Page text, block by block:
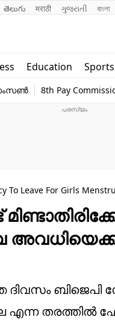
తెలుగు मराठी ગુજરાતી বাংলা
Education Sports
world
8th Pay
To Leave For Girls
ദിവസം
തരത്തിൽ